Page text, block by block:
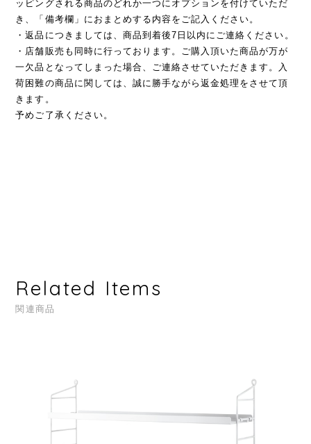
ッピングされる商品のどれか一つにオプションを付けていただ
き、「備考欄」におまとめする内容をご記入ください。
・返品につきましては、商品到着後7日以内にご連絡ください。
・店舗販売も同時に行っております。ご購入頂いた商品が万が
一欠品となってしまった場合、ご連絡させていただきます。入
荷困難の商品に関しては、誠に勝手ながら返金処理をさせて頂
きます。
予めご了承ください。
Related Items
関連商品